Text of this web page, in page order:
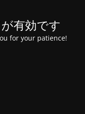
有効です
for your patience!